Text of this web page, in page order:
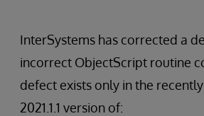
InterSystems has corrected a
incorrect ObjectScript routine
defect exists only in the
2021.1.1 version of: